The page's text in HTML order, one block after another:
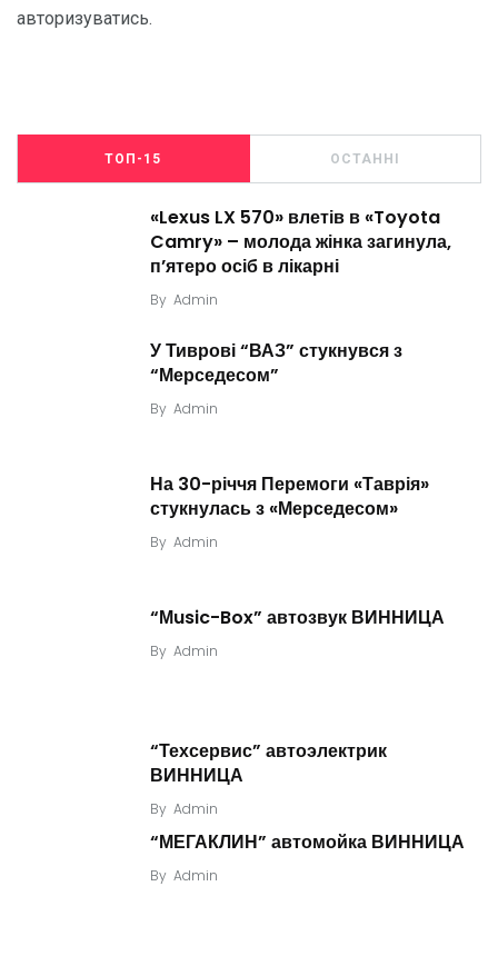
авторизуватись.
ТОП-15 ОСТАННІ
«Lexus LX 570» влетів в «Toyota
Camry» – молода жінка загинула,
п’ятеро осіб в лікарні
By Admin
У Тиврові “ВАЗ” стукнувся з
“Мерседесом”
By Admin
На 30-річчя Перемоги «Таврія»
стукнулась з «Мерседесом»
By Admin
“Мusic-Box” автозвук ВИННИЦА
By Admin
“Техсервис” автоэлектрик
ВИННИЦА
By Admin
“МЕГАКЛИН” автомойка ВИННИЦА
By Admin